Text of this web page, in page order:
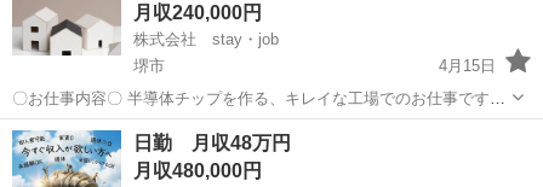
月収240,000円
株式会社 stay・job
堺市
4月15日
〇お仕事内容〇 半導体チップを作る、キレイな工場でのお仕事です。
力仕事はほとんどなく、装置の操作や、 出来上がった製品の見た目チ
ェックが中心です。 シリコンウェハに電子回路を作っていく工程をお
任せします。 ①運搬...
大阪 堺市 半導体
日勤 月収48万円
月収480,000円